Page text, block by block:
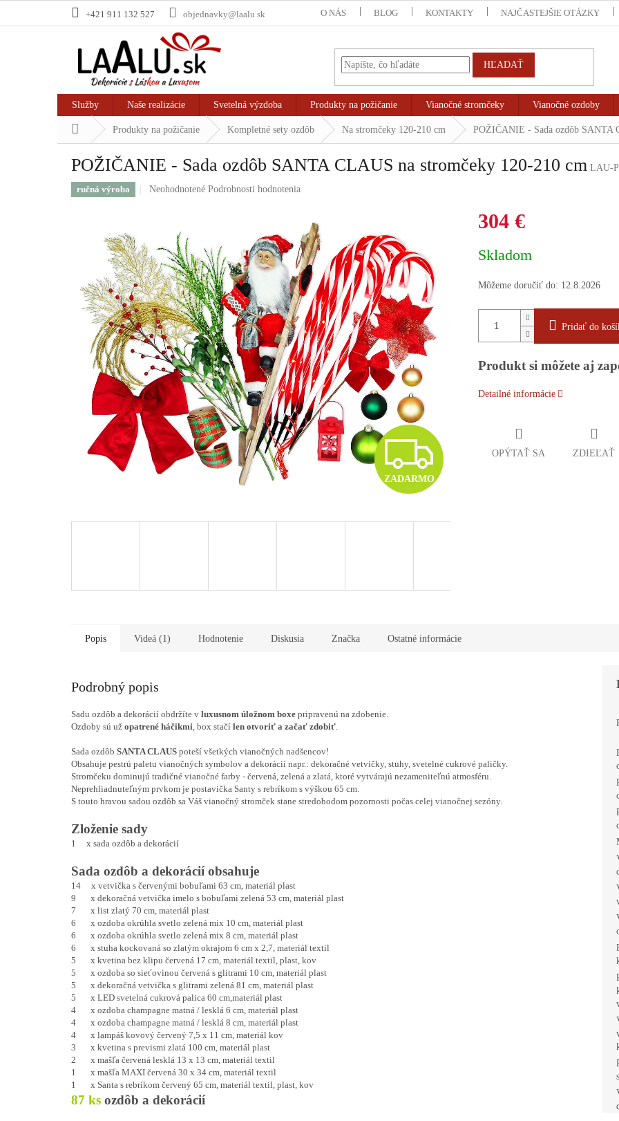
+421 911 132 527 objednavky@laalu.sk O NÁS BLOG KONTAKTY NAJČASTEJŠIE OTÁZKY
HĽADAŤ
Služby Naše realizácie Svetelná výzdoba Produkty na požičanie Vianočné stromčeky Vianočné ozdoby
DomovProdukty na požičanie Kompletné sety ozdôb Na stromčeky 120-210 cm POŽIČANIE - Sada ozdôb SANTA
POŽIČANIE - Sada ozdôb SANTA CLAUS na stromčeky 120-210 cm LAU-
ručná výroba
Priemerné
z
5
hviezdičiek.
Neohodnotené Podrobnosti hodnotenia
Z
A
A
R
ZADARMO
304 €
cena:
Skladom
Môžeme doručiť do: 12.8.2026
Pridať do
Produkt si môžete aj
Detailné informácie
OPÝTAŤ SA ZDIEĽAŤ
Popis Videá (1) Hodnotenie Diskusia Značka Ostatné informácie
Podrobný popis
Sadu ozdôb a dekorácií obdržíte v luxusnom úložnom boxe pripravenú na zdobenie.
Ozdoby sú už opatrené háčikmi , box stačí len otvoriť a začať zdobiť
Sada ozdôb SANTA CLAUS poteší všetkých vianočných nadšencov!
Obsahuje pestrú paletu vianočných symbolov a dekorácií napr.: dekoračné vetvičky, stuhy, svetelné cukrové paličky.
Stromčeku dominujú tradičné vianočné farby - červená, zelená a zlatá, ktoré vytvárajú nezameniteľnú atmosféru.
Neprehliadnuteľným prvkom je postavička Santy s rebríkom s výškou 65 cm.
S touto hravou sadou ozdôb sa Váš vianočný stromček stane stredobodom pozornosti počas celej vianočnej sezóny.
Zloženie sady
1 x sada ozdôb a dekorácií
Sada ozdôb a dekorácií obsahuje
14 x vetvička s červenými bobuľami 63 cm, materiál plast
9 x dekoračná vetvička imelo s bobuľami zelená 53 cm, materiál plast
7 x list zlatý 70 cm, materiál plast
6 x ozdoba okrúhla svetlo zelená mix 10 cm, materiál plast
6 x ozdoba okrúhla svetlo zelená mix 8 cm, materiál plast
6 x stuha kockovaná so zlatým okrajom 6 cm x 2,7, materiál textil
5 x kvetina bez klipu červená 17 cm, materiál textil, plast, kov
5 x ozdoba so sieťovinou červená s glitrami 10 cm, materiál plast
5 x dekoračná vetvička s glitrami zelená 81 cm, materiál plast
5 x LED svetelná cukrová palica 60 cm,materiál plast
4 x ozdoba champagne matná / lesklá 6 cm, materiál plast
4 x ozdoba champagne matná / lesklá 8 cm, materiál plast
4 x lampáš kovový červený 7,5 x 11 cm, materiál kov
3 x kvetina s prevismi zlatá 100 cm, materiál plast
2 x mašľa červená lesklá 13 x 13 cm, materiál textil
1 x mašľa MAXI červená 30 x 34 cm, materiál textil
1 x Santa s rebríkom červený 65 cm, materiál textil, plast, kov
87 ks ozdôb a dekorácií